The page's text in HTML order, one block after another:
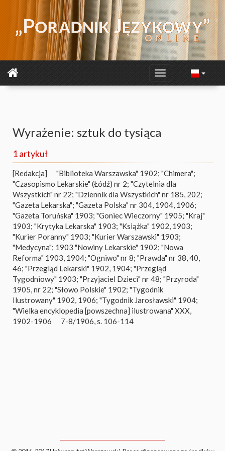
Wyrażenie: sztuk do tysiąca
1 artykuł
[Redakcja]
"Biblioteka Warszawska" 1902; "Chimera";
"Czasopismo Lekarskie" (Łódź) nr 2; "Czytelnia dla
Wszystkich" nr 22; "Dziennik dla Wszystkich" nr 185, 202;
"Gazeta Lekarska"; "Gazeta Polska" nr 304, 1904, 1906;
"Gazeta Toruńska" 1903; "Goniec Wieczorny" 1905; "Kraj"
1903; "Krytyka Lekarska" 1903; "Książka" 1902, 1903;
"Kurier Poranny" 1903; "Kurier Warszawski" 1903;
"Medycyna"; 1903 "Nowiny Lekarskie" 1902; "Nowa
Reforma" 1903, 1904; "Ogniwo" nr 8; "Prawda" nr 38, 40,
46; "Przegląd Lekarski" 1902, 1904; "Przegląd
Tygodniowy" 1903; "Przyjaciel Dzieci" nr 48; "Przyroda"
1905, nr 22; "Słowo Polskie" 1902; "Tygodnik
Ilustrowany" 1902, 1906; "Tygodnik Jarosławski" 1904;
"Wielka encyklopedia [powszechna] ilustrowana" XXX,
1902-1906
7-8/1906, s. 106-114